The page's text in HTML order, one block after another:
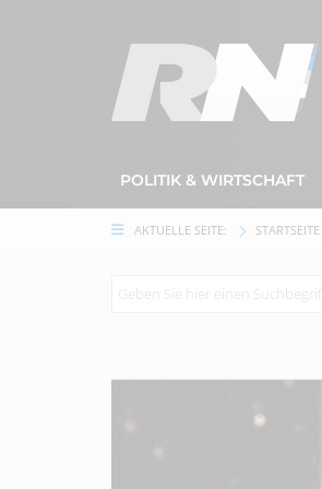
POLITIK & WIRTSCHAFT
AKTUELLE SEITE: STARTSEITE